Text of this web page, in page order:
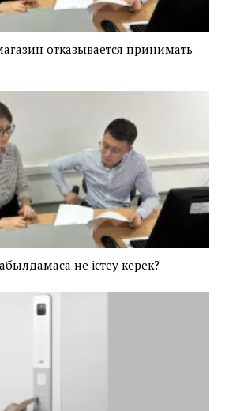
отказывается принимать
не істеу керек?